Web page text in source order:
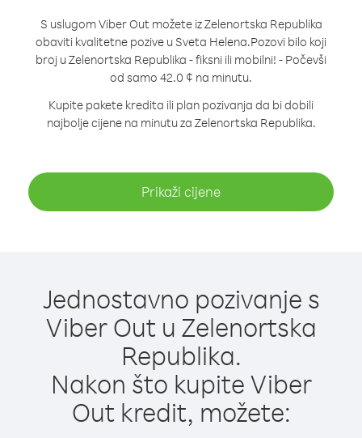
S uslugom Viber Out možete iz Zelenortska Republika
obaviti kvalitetne pozive u Sveta Helena.Pozovi bilo koji
broj u Zelenortska Republika - fiksni ili mobilni! - Počevši
od samo 42.0 ¢ na minutu.
Kupite pakete kredita ili plan pozivanja da bi dobili
najbolje cijene na minutu za Zelenortska Republika.
Prikaži cijene
Jednostavno pozivanje s
Viber Out u Zelenortska
Republika.
Nakon što kupite Viber
Out kredit, možete: